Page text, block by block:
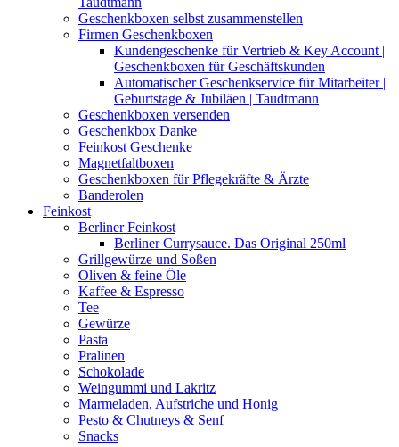
Geschenkboxen selbst zusammenstellen
Firmen Geschenkboxen
Kundengeschenke für Vertrieb & Key Account |
Geschenkboxen für Geschäftskunden
Automatischer Geschenkservice für Mitarbeiter |
Geburtstage & Jubiläen | Taudtmann
Geschenkboxen versenden
Geschenkbox Danke
Feinkost Geschenke
Magnetfaltboxen
Geschenkboxen für Pflegekräfte & Ärzte
Banderolen
Feinkost
Berliner Feinkost
Berliner Currysauce. Das Original 250ml
Grillgewürze und Soßen
Oliven & feine Öle
Kaffee & Espresso
Tee
Gewürze
Pasta
Pralinen
Schokolade
Weingummi und Lakritz
Marmeladen, Aufstriche und Honig
Pesto & Chutneys & Senf
Snacks